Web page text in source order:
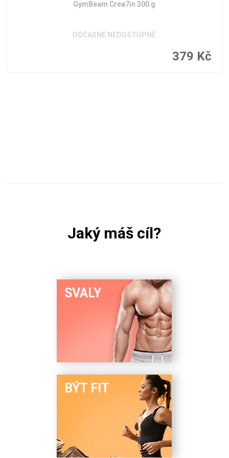
GymBeam Crea7in 300 g
DOČASNĚ NEDOSTUPNÉ
379 Kč
Jaký máš cíl?
SVALY
BÝT FIT